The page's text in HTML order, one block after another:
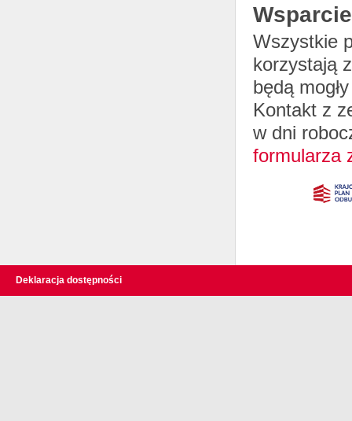
Wszystkie
korzystają
będą
Kontakt z
w dni
formularza
Deklaracja dostępności